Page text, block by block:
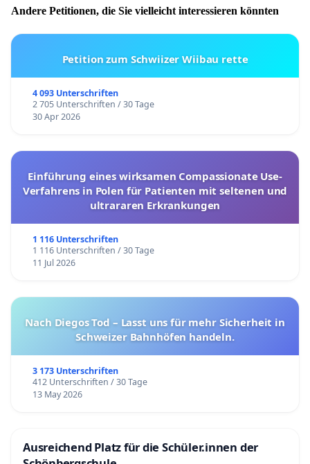
Andere Petitionen, die Sie vielleicht interessieren könnten
Petition zum Schwiizer Wiibau rette
4 093 Unterschriften
2 705 Unterschriften / 30 Tage
30 Apr 2026
Einführung eines wirksamen Compassionate Use-
Verfahrens in Polen für Patienten mit seltenen und
ultrararen Erkrankungen
1 116 Unterschriften
1 116 Unterschriften / 30 Tage
11 Jul 2026
Nach Diegos Tod – Lasst uns für mehr Sicherheit in
Schweizer Bahnhöfen handeln.
3 173 Unterschriften
412 Unterschriften / 30 Tage
13 May 2026
Ausreichend Platz für die Schüler.innen der